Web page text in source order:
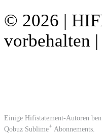
© 2026 |
vorbehalten |
Einige Hifistatement-Autoren
Qobuz Sublime+ Abonnements.